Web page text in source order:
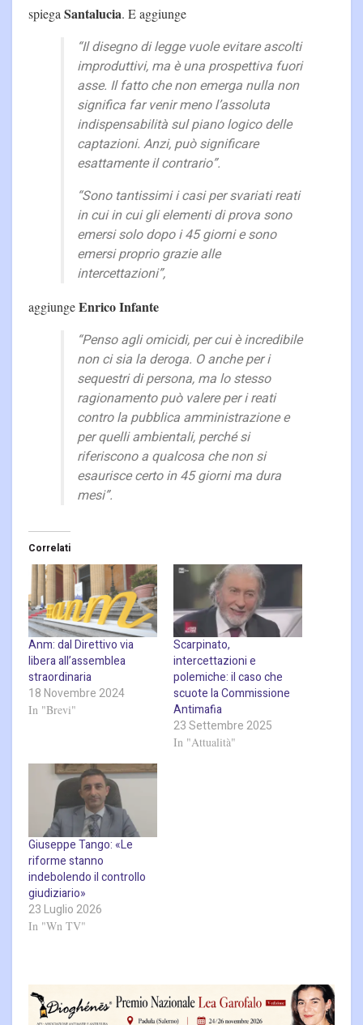
spiega Santalucia. E aggiunge
“Il disegno di legge vuole evitare ascolti
improduttivi, ma è una prospettiva fuori
asse. Il fatto che non emerga nulla non
significa far venir meno l’assoluta
indispensabilità sul piano logico delle
captazioni. Anzi, può significare
esattamente il contrario”.
“Sono tantissimi i casi per svariati reati
in cui in cui gli elementi di prova sono
emersi solo dopo i 45 giorni e sono
emersi proprio grazie alle
intercettazioni”,
aggiungeEnrico Infante
“Penso agli omicidi, per cui è incredibile
non ci sia la deroga. O anche per i
sequestri di persona, ma lo stesso
ragionamento può valere per i reati
contro la pubblica amministrazione e
per quelli ambientali, perché si
riferiscono a qualcosa che non si
esaurisce certo in 45 giorni ma dura
mesi”.
Correlati
Anm: dal Direttivo via
libera all’assemblea
straordinaria
18 Novembre 2024
In "Brevi"
Scarpinato,
intercettazioni e
polemiche: il caso che
scuote la Commissione
Antimafia
23 Settembre 2025
In "Attualità"
Giuseppe Tango: «Le
riforme stanno
indebolendo il controllo
giudiziario»
23 Luglio 2026
In "Wn TV"